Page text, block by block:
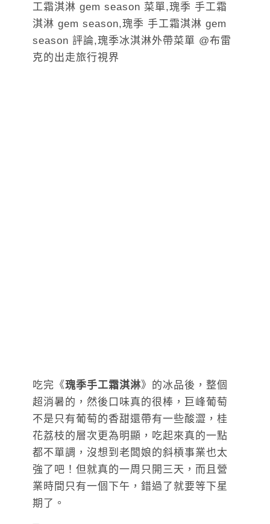
吃完《瑰季手工霜淇淋》的冰品後，整個
超消暑的，然後口味真的很棒，巨峰葡萄
不是只有葡萄的香甜還帶有一些酸澀，桂
花荔枝的層次更為明顯，吃起來真的一點
都不單調，沒想到老闆娘的斜槓事業也太
強了吧！但就真的一周只開三天，而且營
業時間只有一個下午，錯過了就要等下星
期了。